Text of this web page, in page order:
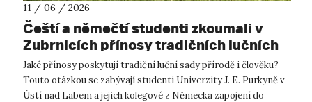
11 / 06 / 2026
Čeští a němečtí studenti zkoumali v
Zubrnicích přínosy tradičních lučních
sadů
Jaké přínosy poskytují tradiční luční sady přírodě i člověku?
Touto otázkou se zabývají studenti Univerzity J. E. Purkyně v
Ústí nad Labem a jejich kolegové z Německa zapojení do